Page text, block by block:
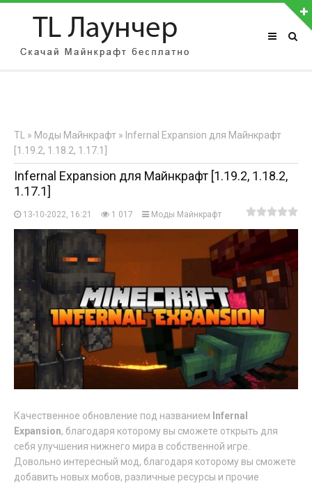
АВТОРИЗАЦИЯ НА САЙТЕ
Регистрация
TL » Моды Майнкрафт » Infernal Expansion для Майнкрафт
[1.19.2, 1.18.2, 1.17.1]
Infernal Expansion для Майнкрафт [1.19.2, 1.18.2,
1.17.1]
13-10-2022, 16:21 1 017 Моды Майнкрафт
Качественное обновление под названием Infernal
Expansion, благодаря которому вы сможете открыть для
себя улучшения нижнего мира в собственной игре.
Довольно интересный мод, благодаря которому вы сможете
добавить новых мобов, различные ресурсы и прочие